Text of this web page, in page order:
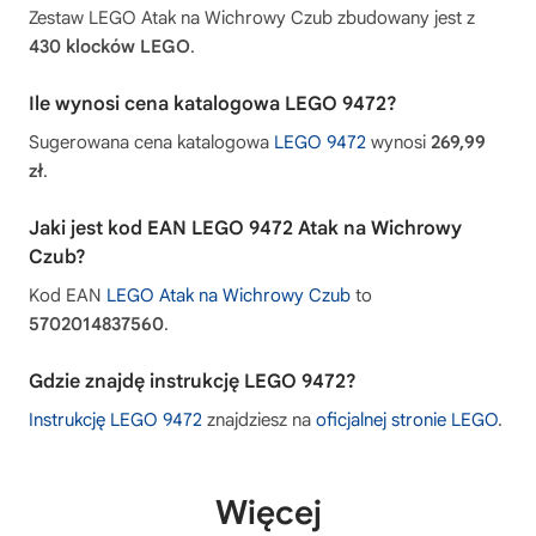
Zestaw LEGO Atak na Wichrowy Czub zbudowany jest z
430 klocków LEGO.
Ile wynosi cena katalogowa LEGO 9472?
Sugerowana cena katalogowa LEGO 9472 wynosi 269,99
zł.
Jaki jest kod EAN LEGO 9472 Atak na Wichrowy
Czub?
Kod EAN LEGO Atak na Wichrowy Czub to
5702014837560.
Gdzie znajdę instrukcję LEGO 9472?
Instrukcję LEGO 9472 znajdziesz na oficjalnej stronie LEGO.
Więcej